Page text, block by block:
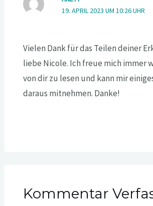
19. APRIL 2023 UM 10:26 UHR
Vielen Dank für das Teilen deiner
liebe Nicole. Ich freue mich immer
von dir zu lesen und kann mir
daraus mitnehmen. Danke!
Kommentar